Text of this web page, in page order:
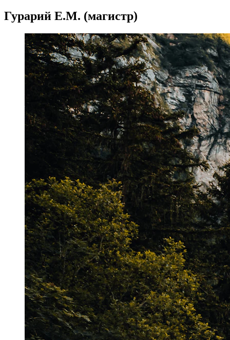
Гурарий Е.М. (магистр)